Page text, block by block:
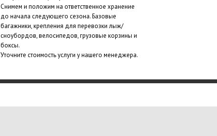
Снимем и положим на ответственное хранение
до начала следующего сезона. Базовые
багажники, крепления для перевозки лыж/
сноубордов, велосипедов, грузовые корзины и
боксы.
Уточните стоимость услуги у нашего менеджера.